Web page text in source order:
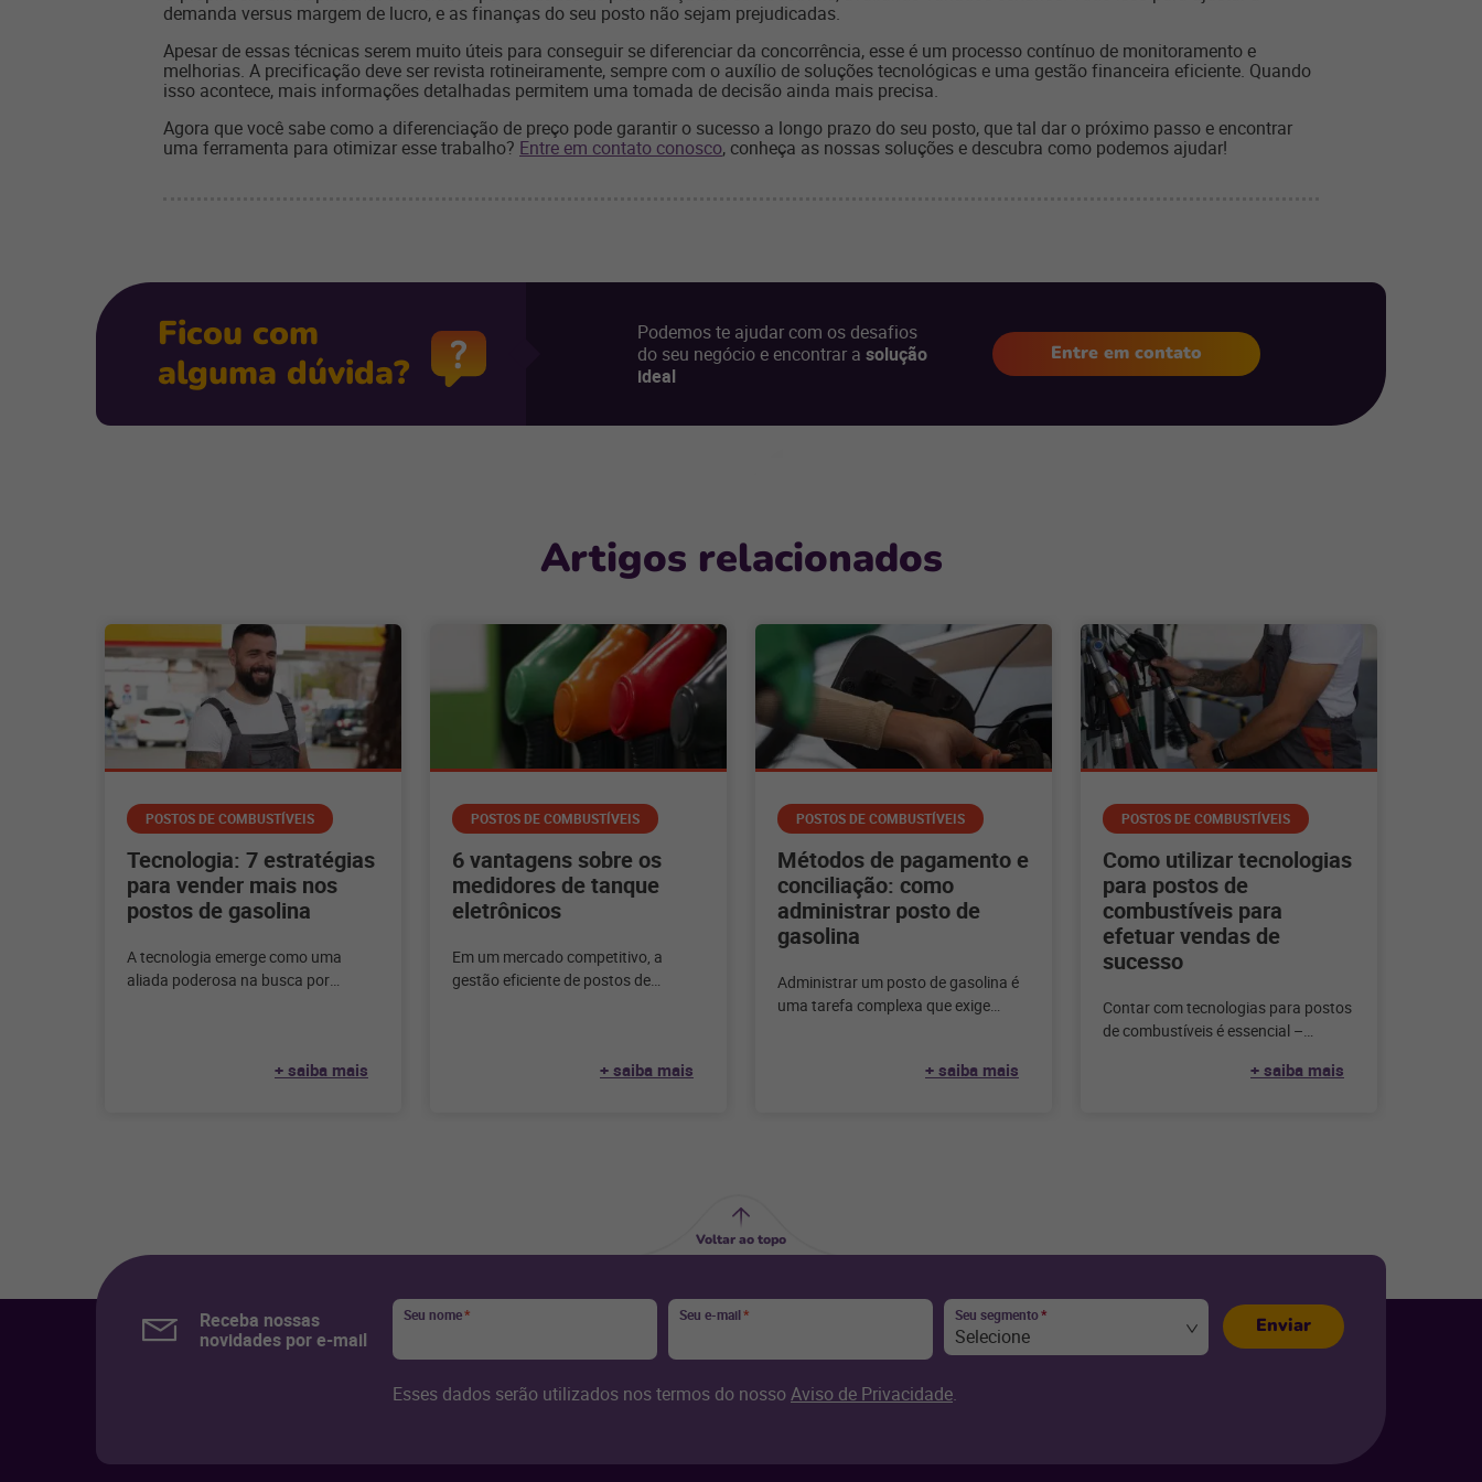
demanda versus margem de lucro, e as finanças do seu posto não sejam prejudicadas.
Apesar de essas técnicas serem muito úteis para conseguir se diferenciar da concorrência, esse é um processo contínuo de monitoramento e
melhorias. A precificação deve ser revista rotineiramente, sempre com o auxílio de soluções tecnológicas e uma gestão financeira eficiente. Quando
isso acontece, mais informações detalhadas permitem uma tomada de decisão ainda mais precisa.
Agora que você sabe como a diferenciação de preço pode garantir o sucesso a longo prazo do seu posto, que tal dar o próximo passo e encontrar
uma ferramenta para otimizar esse trabalho? Entre em contato conosco, conheça as nossas soluções e descubra como podemos ajudar!
Ficou com
alguma dúvida?
Podemos te ajudar com os desafios
do seu negócio e encontrar a solução
ideal
Entre em contato
Artigos relacionados
POSTOS DE COMBUSTÍVEIS
Tecnologia: 7 estratégias
para vender mais nos
postos de gasolina
A tecnologia emerge como uma
aliada poderosa na busca por
+ saiba mais
POSTOS DE COMBUSTÍVEIS
6 vantagens sobre os
medidores de tanque
eletrônicos
Em um mercado competitivo, a
gestão eficiente de postos de
+ saiba mais
POSTOS DE COMBUSTÍVEIS
Métodos de pagamento e
conciliação: como
administrar posto de
gasolina
Administrar um posto de gasolina é
uma tarefa complexa que exige
+ saiba mais
POSTOS DE COMBUSTÍVEIS
Como utilizar tecnologias
para postos de
combustíveis para
efetuar vendas de
sucesso
Contar com tecnologias para postos
de combustíveis é essencial –
+ saiba mais
Voltar ao topo
Receba nossas
novidades por e-mail
Seu nome* Seu e-mail* Seu segmento*
Selecione
Esses dados serão utilizados nos termos do nossoAviso de Privacidade.
Enviar